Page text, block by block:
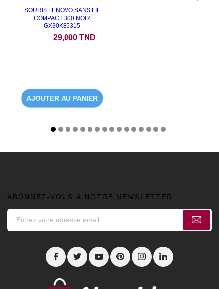
SOURIS LENOVO SANS FIL
COMPACT 300 NOIR
GX30K85315
29,000 TND
AJOUTER AU PANIER
ABONNEZ-VOUS À NOTRE NEWSLETTER